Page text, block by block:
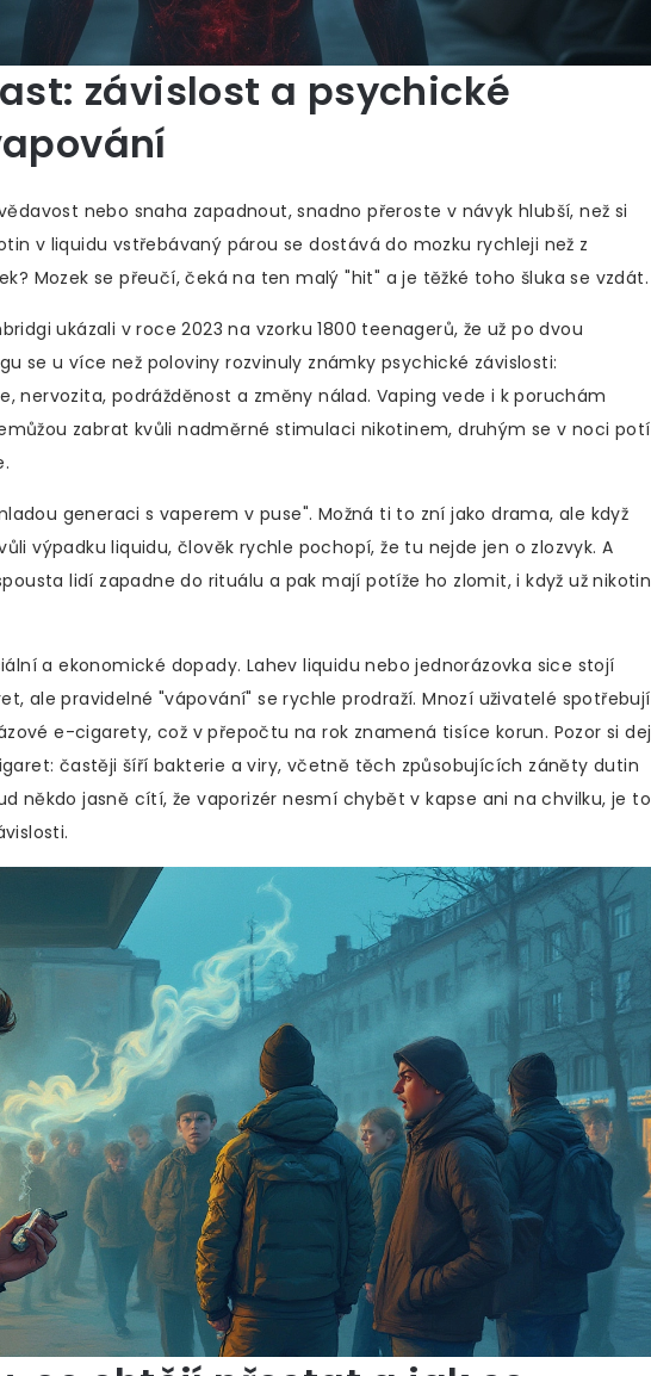
závislost a psychické
nebo snaha zapadnout, snadno přeroste v návyk hlubší, než si
v liquidu vstřebávaný párou se dostává do mozku rychleji než z
Mozek se přeučí, čeká na ten malý "hit" a je těžké toho šluka se vzdát.
ukázali v roce 2023 na vzorku 1800 teenagerů, že už po dvou
se u více než poloviny rozvinuly známky psychické závislosti:
nervozita, podrážděnost a změny nálad. Vaping vede i k poruchám
zabrat kvůli nadměrné stimulaci nikotinem, druhým se v noci potí
generaci s vaperem v puse". Možná ti to zní jako drama, ale když
výpadku liquidu, člověk rychle pochopí, že tu nejde jen o zlozvyk. A
lidí zapadne do rituálu a pak mají potíže ho zlomit, i když už nikotin
a ekonomické dopady. Lahev liquidu nebo jednorázovka sice stojí
ale pravidelné "vápování" se rychle prodraží. Mnozí uživatelé spotřebují
e-cigarety, což v přepočtu na rok znamená tisíce korun. Pozor si dej
častěji šíří bakterie a viry, včetně těch způsobujících záněty dutin
někdo jasně cítí, že vaporizér nesmí chybět v kapse ani na chvilku, je to